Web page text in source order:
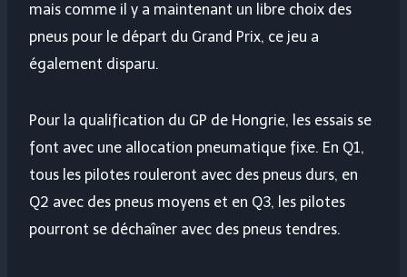
mais comme il y a maintenant un libre choix des
pneus pour le départ du Grand Prix, ce jeu a
également disparu.
Pour la qualification du GP de Hongrie, les essais se
font avec une allocation pneumatique fixe. En Q1,
tous les pilotes rouleront avec des pneus durs, en
Q2 avec des pneus moyens et en Q3, les pilotes
pourront se déchaîner avec des pneus tendres.